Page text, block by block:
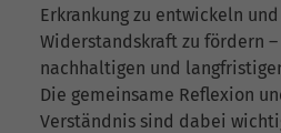
Erkrankung zu entwickeln
Widerstandskraft zu fördern
nachhaltigen und
Die gemeinsame Reflexion
Verständnis sind dabei